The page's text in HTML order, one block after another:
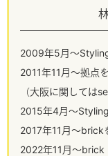
2009年5月～
2011年11月～拠点
（大阪に関しては
2015年4月～
2017年11月～brick
2022年11月～